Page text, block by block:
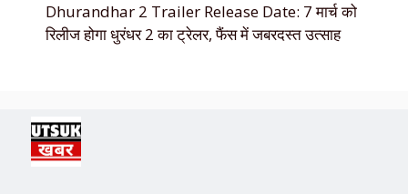
Dhurandhar 2 Trailer Release Date: 7 मार्च को
रिलीज होगा धुरंधर 2 का ट्रेलर, फैंस में जबरदस्त उत्साह